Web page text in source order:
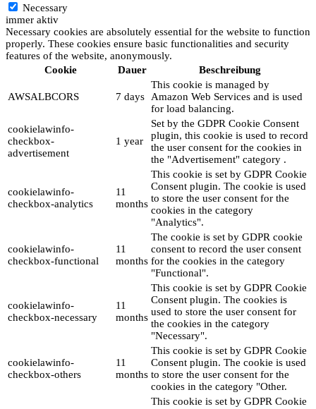
Necessary
immer aktiv
Necessary cookies are absolutely essential for the website to function
properly. These cookies ensure basic functionalities and security
features of the website, anonymously.
Cookie
Dauer Beschreibung
AWSALBCORS 7 days
This cookie is managed by
Amazon Web Services and is used
for load balancing.
cookielawinfo-
checkbox-
advertisement
1 year
Set by the GDPR Cookie Consent
plugin, this cookie is used to record
the user consent for the cookies in
the "Advertisement" category .
cookielawinfo-
checkbox-analytics
11
months
This cookie is set by GDPR Cookie
Consent plugin. The cookie is used
to store the user consent for the
cookies in the category
"Analytics".
cookielawinfo-
checkbox-functional
11
months
The cookie is set by GDPR cookie
consent to record the user consent
for the cookies in the category
"Functional".
cookielawinfo-
checkbox-necessary
11
months
This cookie is set by GDPR Cookie
Consent plugin. The cookies is
used to store the user consent for
the cookies in the category
"Necessary".
cookielawinfo-
checkbox-others
11
months
This cookie is set by GDPR Cookie
Consent plugin. The cookie is used
to store the user consent for the
cookies in the category "Other.
This cookie is set by GDPR Cookie